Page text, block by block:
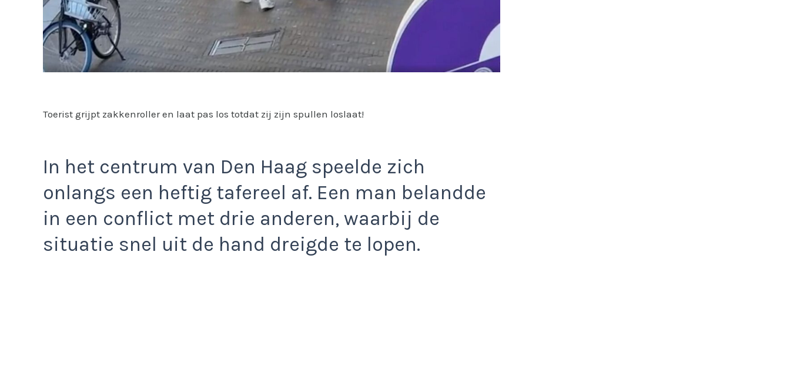
Toerist grijpt zakkenroller en laat pas los totdat zij zijn spullen loslaat!
In het centrum van Den Haag speelde zich
onlangs een heftig tafereel af. Een man belandde
in een conflict met drie anderen, waarbij de
situatie snel uit de hand dreigde te lopen.